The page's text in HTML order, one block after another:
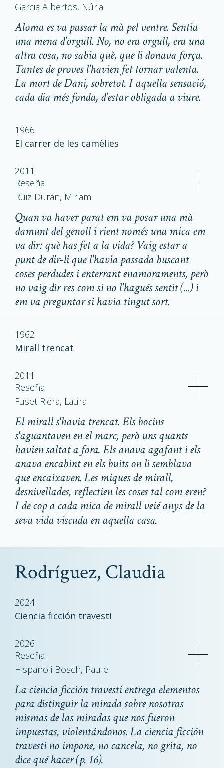
Garcia Albertos, Núria
Aloma es va passar la mà pel ventre. Sentia
una mena d'orgull. No, no era orgull, era una
altra cosa, no sabia què, que li donava força.
Tantes de proves l'havien fet tornar valenta.
La mort de Dani, sobretot. I aquella sensació,
cada dia més fonda, d'estar obligada a viure.
1966
El carrer de les camèlies
2011
Reseña
Ruiz Durán, Miriam
Quan va haver parat em va posar una mà
damunt del genoll i rient només una mica em
va dir: què has fet a la vida? Vaig estar a
punt de dir-li que l'havia passada buscant
coses perdudes i enterrant enamoraments, però
no vaig dir res com si no l'hagués sentit (...) i
em va preguntar si havia tingut sort.
1962
Mirall trencat
2011
Reseña
Fuset Riera, Laura
El mirall s'havia trencat. Els bocins
s'aguantaven en el marc, però uns quants
havien saltat a fora. Els anava agafant i els
anava encabint en els buits on li semblava
que encaixaven. Les miques de mirall,
desnivellades, reflectien les coses tal com eren?
I de cop a cada mica de mirall veié anys de la
seva vida viscuda en aquella casa.
Rodríguez, Claudia
2024
Ciencia ficción travesti
2026
Reseña
Hispano i Bosch, Paule
La ciencia ficción travesti entrega elementos
para distinguir la mirada sobre nosotras
mismas de las miradas que nos fueron
impuestas, violentándonos. La ciencia ficción
travesti no impone, no cancela, no grita, no
dice qué hacer(p. 16).